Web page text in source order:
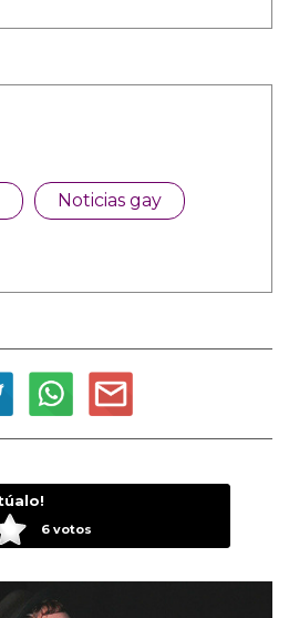
Noticias gay
6votos